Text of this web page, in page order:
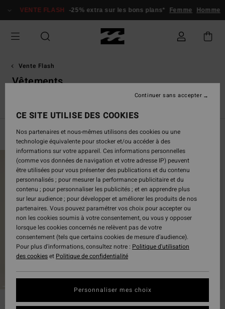
sélection
produits
VENTE FLASH -25% extra sur les bons plans* Femme Homme
Vente Flash
Vêtements
Filtrer & Trier
Passer
critères
filtrage
recherche
CE SITE UTILISE DES COOKIES
Nos partenaires et nous-mêmes utilisons des cookies ou une
technologie équivalente pour stocker et/ou accéder à des
informations sur votre appareil. Ces informations personnelles
(comme vos données de navigation et votre adresse IP) peuvent
être utilisées pour vous présenter des publications et du contenu
personnalisés ; pour mesurer la performance publicitaire et du
contenu ; pour personnaliser les publicités ; et en apprendre plus
sur leur audience ; pour développer et améliorer les produits de nos
partenaires. Vous pouvez paramétrer vos choix pour accepter ou
non les cookies soumis à votre consentement, ou vous y opposer
lorsque les cookies concernés ne relèvent pas de votre
consentement (tels que certains cookies de mesure d’audience).
Pour plus d'informations, consultez notre : Politique d'utilisation
des cookieset Politique de confidentialité
Personnaliser mes choix
Continuer sans accepter